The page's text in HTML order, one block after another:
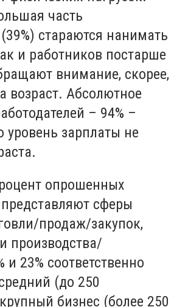
часть
стараются нанимать
и работников постарше
внимание, скорее,
возраст. Абсолютное
– 94% –
уровень зарплаты не
опрошенных
сферы
продаж/закупок,
производства/
и 23% соответственно
(до 250
бизнес (более 250